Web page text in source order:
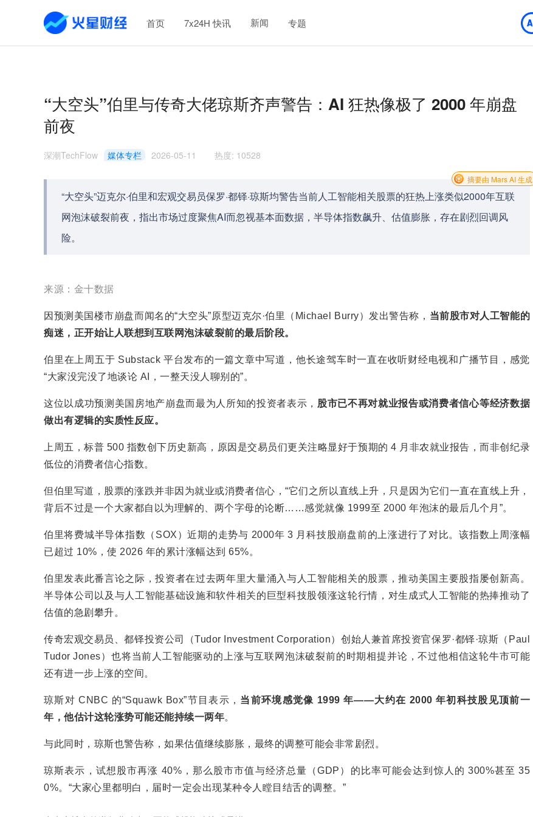
首页 7x24H 快讯 新闻 专题
“大空头”伯里与传奇大佬琼斯齐声警告：AI 狂热像极了 2000 年崩盘
前夜
深潮TechFlow 媒体专栏 2026-05-11 热度: 10528
“大空头”迈克尔·伯里和宏观交易员保罗·都铎·琼斯均警告当前人工智能相关股票的狂热上涨类似2000年互联
网泡沫破裂前夜，指出市场过度聚焦AI而忽视基本面数据，半导体指数飙升、估值膨胀，存在剧烈回调风
险。
摘要由 Mars AI 生成
来源：金十数据
因预测美国楼市崩盘而闻名的“大空头”原型迈克尔·伯里（Michael Burry）发出警告称， 当前股市对人工智能的
痴迷，正开始让人联想到互联网泡沫破裂前的最后阶段。
伯里在上周五于 Substack 平台发布的一篇文章中写道，他长途驾车时一直在收听财经电视和广播节目，感觉
“大家没完没了地谈论 AI，一整天没人聊别的”。
这位以成功预测美国房地产崩盘而最为人所知的投资者表示， 股市已不再对就业报告或消费者信心等经济数据
做出有逻辑的实质性反应。
上周五，标普 500 指数创下历史新高，原因是交易员们更关注略显好于预期的 4 月非农就业报告，而非创纪录
低位的消费者信心指数。
但伯里写道，股票的涨跌并非因为就业或消费者信心，“它们之所以直线上升，只是因为它们一直在直线上升，
背后不过是一个大家都自以为理解的、两个字母的论断……感觉就像 1999至 2000 年泡沫的最后几个月”。
伯里将费城半导体指数（SOX）近期的走势与 2000年 3 月科技股崩盘前的上涨进行了对比。该指数上周涨幅
已超过 10%，使 2026 年的累计涨幅达到 65%。
伯里发表此番言论之际，投资者在过去两年里大量涌入与人工智能相关的股票，推动美国主要股指屡创新高。
半导体公司以及与人工智能基础设施和软件相关的巨型科技股领涨这轮行情，对生成式人工智能的热捧推动了
估值的急剧攀升。
传奇宏观交易员、都铎投资公司（Tudor Investment Corporation）创始人兼首席投资官保罗·都铎·琼斯（Paul
Tudor Jones）也将当前人工智能驱动的上涨与互联网泡沫破裂前的时期相提并论，不过他相信这轮牛市可能
还有进一步上涨的空间。
琼斯对 CNBC 的“Squawk Box”节目表示， 当前环境感觉像 1999 年——大约在 2000 年初科技股见顶前一
年，他估计这轮涨势可能还能持续一两年。
与此同时，琼斯也警告称，如果估值继续膨胀，最终的调整可能会非常剧烈。
琼斯表示，试想股市再涨 40%，那么股市市值与经济总量（GDP）的比率可能会达到惊人的 300%甚至 35
0%。“大家心里都明白，届时一定会出现某种令人瞠目结舌的调整。”